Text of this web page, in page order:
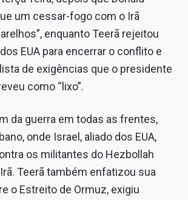
um cessar-fogo com o Irã
enquanto Teerã rejeitou
EUA para encerrar o conflito e
de exigências que o presidente
como “lixo”.
da guerra em todas as frentes,
onde Israel, aliado dos EUA,
os militantes do Hezbollah
Teerã também enfatizou sua
o Estreito de Ormuz, exigiu